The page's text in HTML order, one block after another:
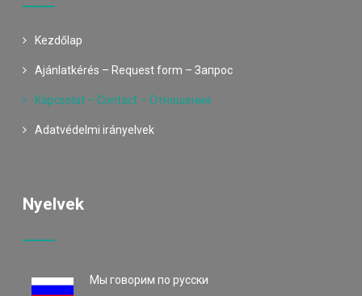
Kezdőlap
Ajánlatkérés – Request form – Запрос
Kapcsolat – Contact – Oтношения
Adatvédelmi irányelvek
Nyelvek
Mы говорим по русски